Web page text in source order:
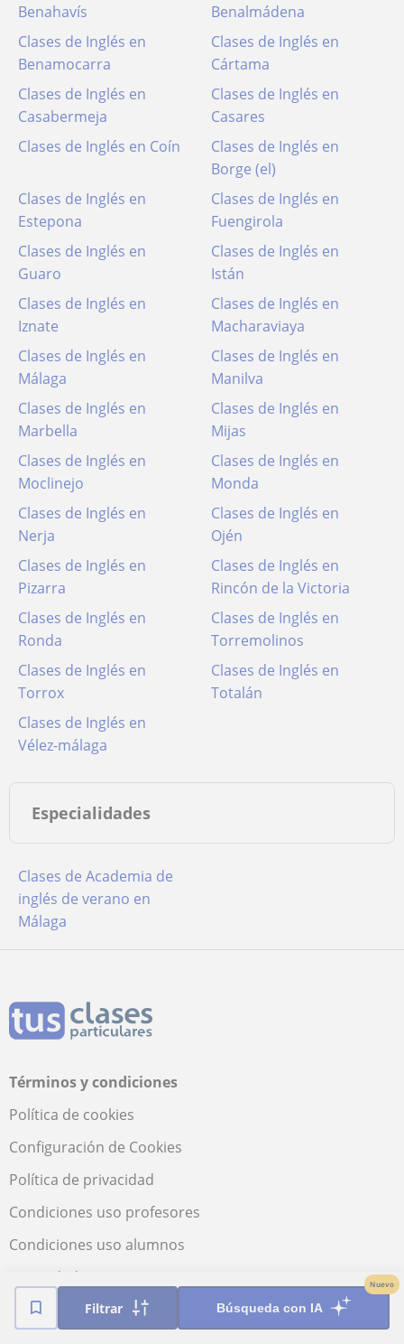
Filtrar Búsqueda con IA
Nuevo
Benahavís
Benalmádena
Clases de Inglés en
Benamocarra
Clases de Inglés en
Cártama
Clases de Inglés en
Casabermeja
Clases de Inglés en
Casares
Clases de Inglés en Coín
Clases de Inglés en
Borge (el)
Clases de Inglés en
Estepona
Clases de Inglés en
Fuengirola
Clases de Inglés en
Guaro
Clases de Inglés en
Istán
Clases de Inglés en
Iznate
Clases de Inglés en
Macharaviaya
Clases de Inglés en
Málaga
Clases de Inglés en
Manilva
Clases de Inglés en
Marbella
Clases de Inglés en
Mijas
Clases de Inglés en
Moclinejo
Clases de Inglés en
Monda
Clases de Inglés en
Nerja
Clases de Inglés en
Ojén
Clases de Inglés en
Pizarra
Clases de Inglés en
Rincón de la Victoria
Clases de Inglés en
Ronda
Clases de Inglés en
Torremolinos
Clases de Inglés en
Torrox
Clases de Inglés en
Totalán
Clases de Inglés en
Vélez-málaga
Especialidades
Clases de Academia de
inglés de verano en
Málaga
Términos y condiciones
Política de cookies
Configuración de Cookies
Política de privacidad
Condiciones uso profesores
Condiciones uso alumnos
Seguridad
Descubre más